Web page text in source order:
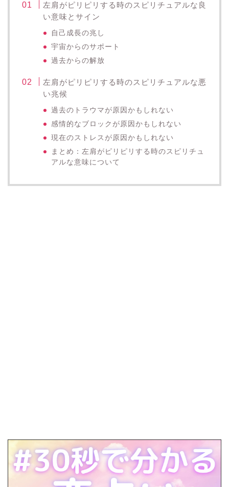
左肩がピリピリする時のスピリチュアルな良
い意味とサイン
自己成長の兆し
宇宙からのサポート
過去からの解放
左肩がピリピリする時のスピリチュアルな悪
い兆候
過去のトラウマが原因かもしれない
感情的なブロックが原因かもしれない
現在のストレスが原因かもしれない
まとめ：左肩がピリピリする時のスピリチュ
アルな意味について